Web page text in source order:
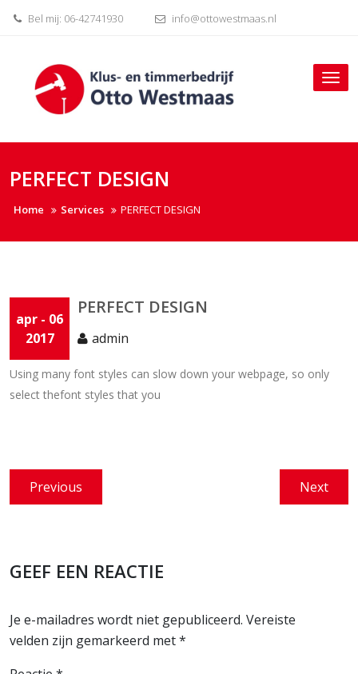
Bel mij: 06-42741930 info@ottowestmaas.nl
PERFECT DESIGN
Home Services PERFECT DESIGN
apr - 06
2017
PERFECT DESIGN
admin
Using many font styles can slow down your webpage, so only
select thefont styles that you
Bericht
navigatie
Previous
post:
NextNext
post:
GEEF EEN REACTIE
Je e-mailadres wordt niet gepubliceerd. Vereiste
velden zijn gemarkeerd met*